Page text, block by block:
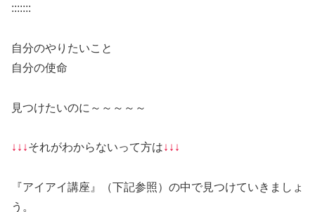
:::::::
自分のやりたいこと
自分の使命
見つけたいのに～～～～～
↓↓↓それがわからないって方は↓↓↓
『アイアイ講座』（下記参照）の中で見つけていきましょ
う。